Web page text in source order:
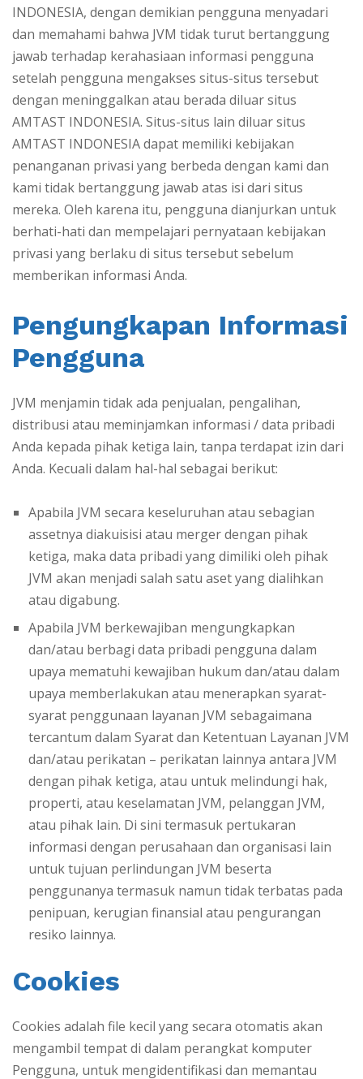
INDONESIA, dengan demikian pengguna menyadari
dan memahami bahwa JVM tidak turut bertanggung
jawab terhadap kerahasiaan informasi pengguna
setelah pengguna mengakses situs-situs tersebut
dengan meninggalkan atau berada diluar situs
AMTAST INDONESIA. Situs-situs lain diluar situs
AMTAST INDONESIA dapat memiliki kebijakan
penanganan privasi yang berbeda dengan kami dan
kami tidak bertanggung jawab atas isi dari situs
mereka. Oleh karena itu, pengguna dianjurkan untuk
berhati-hati dan mempelajari pernyataan kebijakan
privasi yang berlaku di situs tersebut sebelum
memberikan informasi Anda.
Pengungkapan Informasi
Pengguna
JVM menjamin tidak ada penjualan, pengalihan,
distribusi atau meminjamkan informasi / data pribadi
Anda kepada pihak ketiga lain, tanpa terdapat izin dari
Anda. Kecuali dalam hal-hal sebagai berikut:
Apabila JVM secara keseluruhan atau sebagian
assetnya diakuisisi atau merger dengan pihak
ketiga, maka data pribadi yang dimiliki oleh pihak
JVM akan menjadi salah satu aset yang dialihkan
atau digabung.
Apabila JVM berkewajiban mengungkapkan
dan/atau berbagi data pribadi pengguna dalam
upaya mematuhi kewajiban hukum dan/atau dalam
upaya memberlakukan atau menerapkan syarat-
syarat penggunaan layanan JVM sebagaimana
tercantum dalam Syarat dan Ketentuan Layanan JVM
dan/atau perikatan – perikatan lainnya antara JVM
dengan pihak ketiga, atau untuk melindungi hak,
properti, atau keselamatan JVM, pelanggan JVM,
atau pihak lain. Di sini termasuk pertukaran
informasi dengan perusahaan dan organisasi lain
untuk tujuan perlindungan JVM beserta
penggunanya termasuk namun tidak terbatas pada
penipuan, kerugian finansial atau pengurangan
resiko lainnya.
Cookies
Cookies adalah file kecil yang secara otomatis akan
mengambil tempat di dalam perangkat komputer
Pengguna, untuk mengidentifikasi dan memantau